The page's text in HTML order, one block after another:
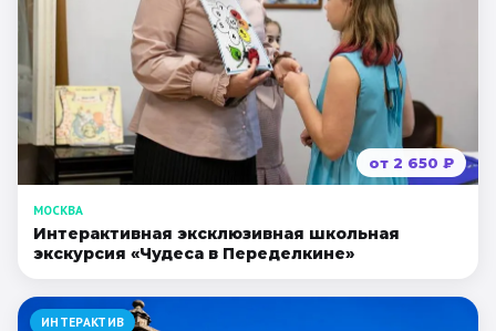
от 2 650 ₽
МОСКВА
Интерактивная эксклюзивная школьная
экскурсия «Чудеса в Переделкине»
ИНТЕРАКТИВ